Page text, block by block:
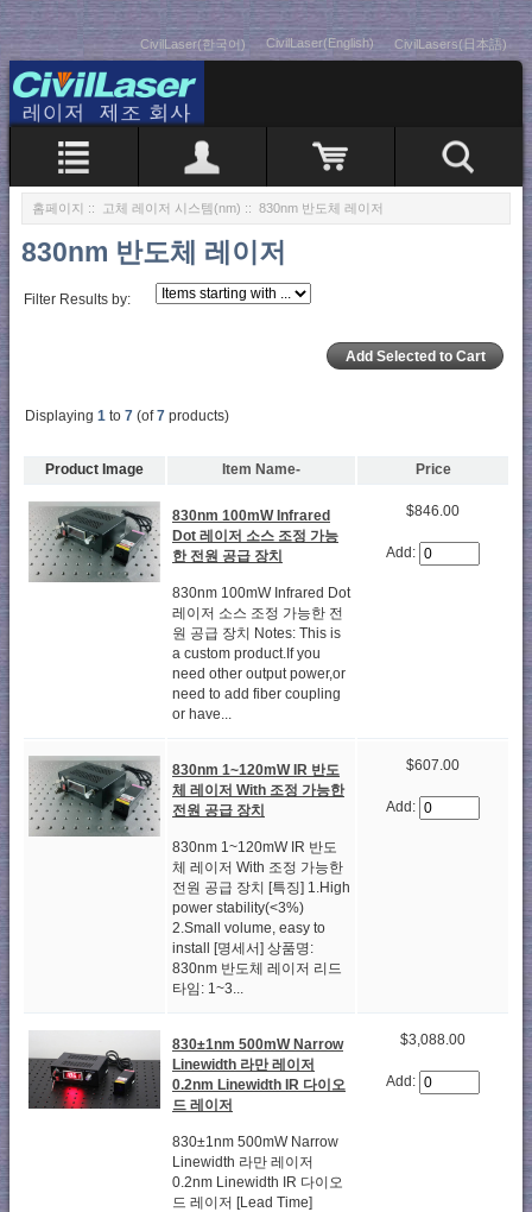
CivilLaser(한국어) CivilLaser(English) CivilLasers(日本語)
홈페이지 :: 고체 레이저 시스템(nm) :: 830nm 반도체 레이저
830nm 반도체 레이저
Filter Results by:
Displaying 1 to 7 (of7 products)
Product Image Item Name- Price
830nm 100mW Infrared
Dot 레이저 소스 조정 가능
한 전원 공급 장치
830nm 100mW Infrared Dot
레이저 소스 조정 가능한 전
원 공급 장치 Notes: This is
a custom product.If you
need other output power,or
need to add fiber coupling
or have...
$846.00
Add:
830nm 1~120mW IR 반도
체 레이저 With 조정 가능한
전원 공급 장치
830nm 1~120mW IR 반도
체 레이저 With 조정 가능한
전원 공급 장치 [특징] 1.High
power stability(<3%)
2.Small volume, easy to
install [명세서] 상품명:
830nm 반도체 레이저 리드
타임: 1~3...
$607.00
Add:
830±1nm 500mW Narrow
Linewidth 라만 레이저
0.2nm Linewidth IR 다이오
드 레이저
830±1nm 500mW Narrow
Linewidth 라만 레이저
0.2nm Linewidth IR 다이오
드 레이저 [Lead Time]
$3,088.00
Add: